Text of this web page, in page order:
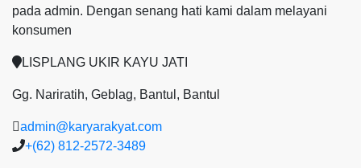
pada admin. Dengan senang hati kami dalam melayani
konsumen
LISPLANG UKIR KAYU JATI
Gg. Nariratih, Geblag, Bantul, Bantul
admin@karyarakyat.com
+(62) 812-2572-3489